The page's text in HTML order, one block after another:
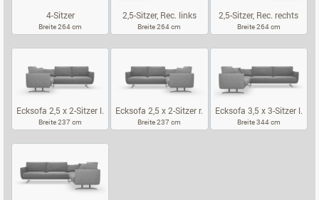
4-Sitzer
Breite 264 cm
2,5-Sitzer, Rec. links
Breite 264 cm
2,5-Sitzer, Rec. rechts
Breite 264 cm
Ecksofa 2,5 x 2-Sitzer l.
Breite 237 cm
Ecksofa 2,5 x 2-Sitzer r.
Breite 237 cm
Ecksofa 3,5 x 3-Sitzer l.
Breite 344 cm